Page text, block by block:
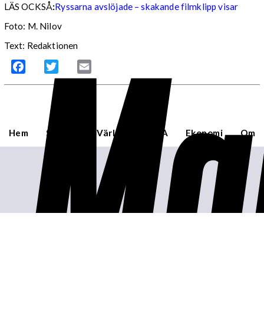
LÄS OCKSÅ:Ryssarna avslöjade – skakande filmklipp visar
Foto: M. Nilov
Text: Redaktionen
Facebook Twitter
Hem Sverige Världen USA Ekonomi Om